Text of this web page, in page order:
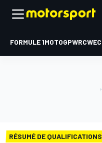
FORMULE 1MOTOGPWRCWEC
RÉSUMÉ DE QUALIFICATIONS